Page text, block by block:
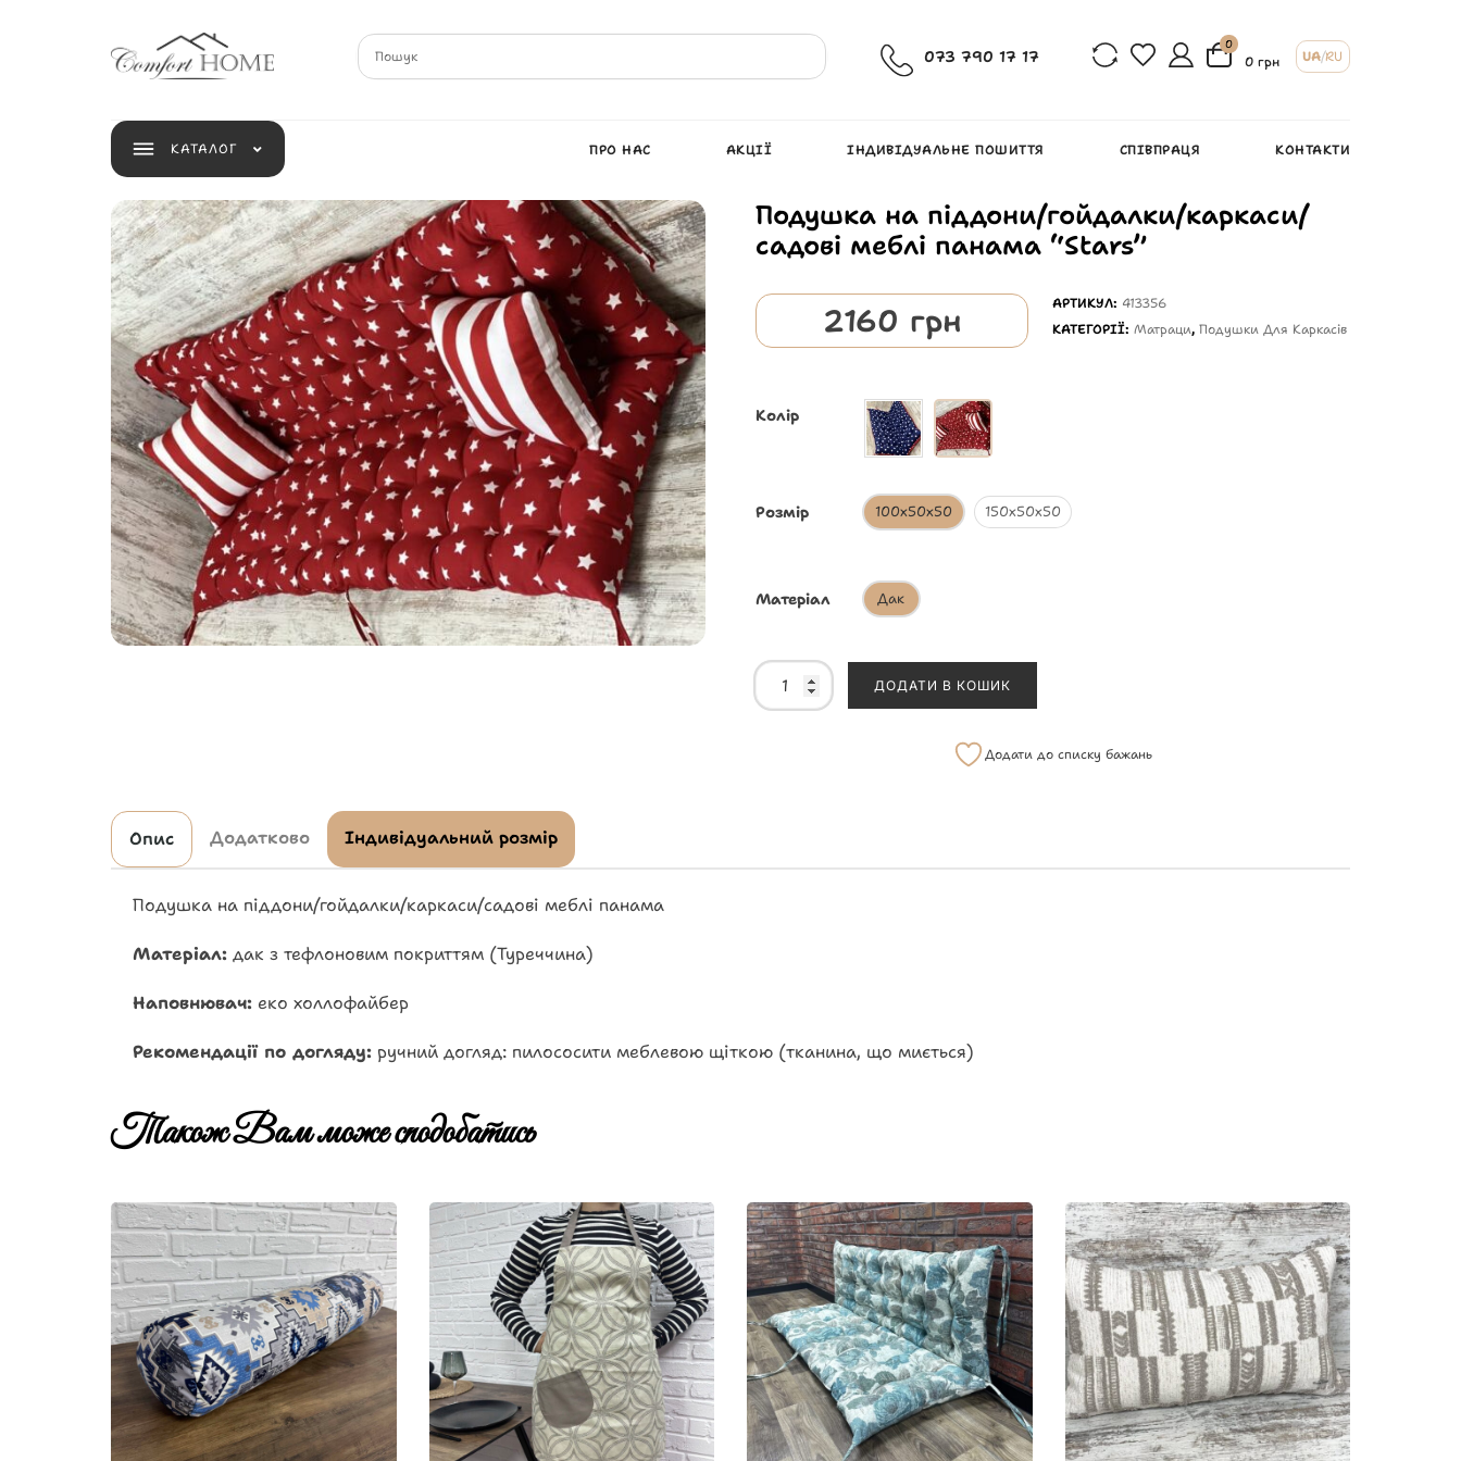
073 790 17 17
0
0 грн UA/RU
КАТАЛОГ ПРО НАС АКЦІЇ ІНДИВІДУАЛЬНЕ ПОШИТТЯ СПІВПРАЦЯ КОНТАКТИ
Подушка на піддони/гойдалки/каркаси/
садові меблі панама “Stars”
2160 грн АРТИКУЛ: 413356
КАТЕГОРІЇ:Матраци,Подушки Для Каркасів
Колір
Розмір 100х50х50 150х50х50
Матеріал Дак
ДОДАТИ В КОШИК
Додати до списку бажань
Опис Додатково Індивідуальний розмір
Подушка на піддони/гойдалки/каркаси/садові меблі панама
Матеріал: дак з тефлоновим покриттям (Туреччина)
Наповнювач: еко холлофайбер
Рекомендації по догляду: ручний догляд: пилососити меблевою щіткою (тканина, що миється)
Також Вам може сподобатись